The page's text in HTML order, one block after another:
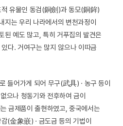
적 유물인 동검(銅劍)과 동모(銅鉾)
지는 우리 나라에서의 변천과정이
된 예도 많고, 특히 거푸집의 발견은
다. 거여구는 많지 않으나 이따금
들어가게 되어 무구(武具) · 농구 등이
으나 청동기와 전후하여 금이
금제품이 출현하였고, 중국에서는
(金象嵌) · 금도금 등의 기법이